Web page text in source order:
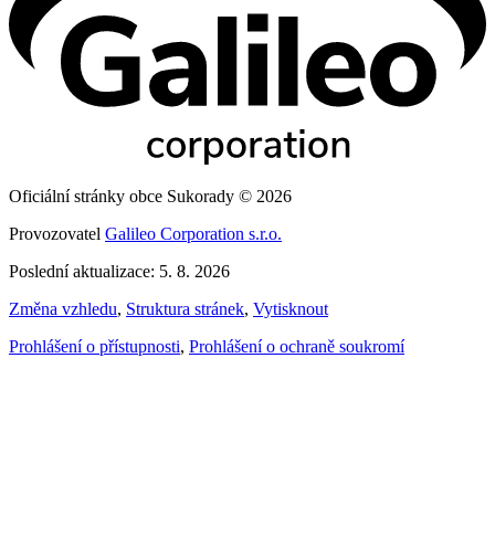
Oficiální stránky obce Sukorady © 2026
Provozovatel Galileo Corporation s.r.o.
Poslední aktualizace: 5. 8. 2026
Změna vzhledu, Struktura stránek, Vytisknout
Prohlášení o přístupnosti, Prohlášení o ochraně soukromí